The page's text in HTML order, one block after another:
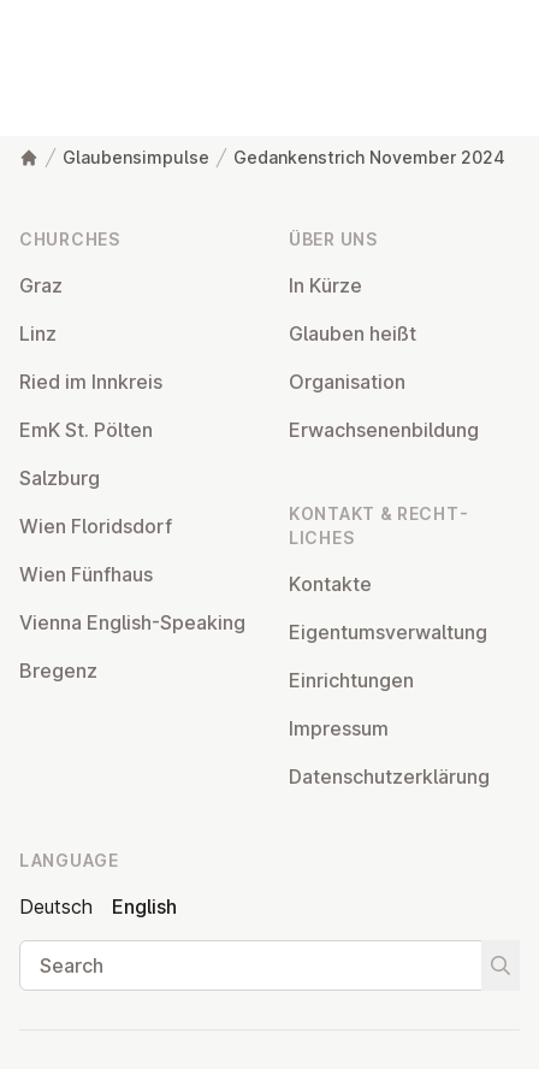
Glaubensimpulse Gedankenstrich November 2024
CHURCHES
Graz
Linz
Ried im Innkreis
EmK St. Pölten
Salzburg
Wien Flor­idsdorf
Wien Fünfhaus
Vienna English-Speaking
Bregenz
ÜBER UNS
In Kürze
Glauben heißt
Or­gan­isa­tion
Er­wach­sen­en­bildung
KONTAKT & RECHT­
LICHES
Kontakte
Ei­gentums­ver­wal­tung
Ein­rich­tun­gen
Impressum
Datens­chutzerklärung
LANGUAGE
Deutsch
English
Search